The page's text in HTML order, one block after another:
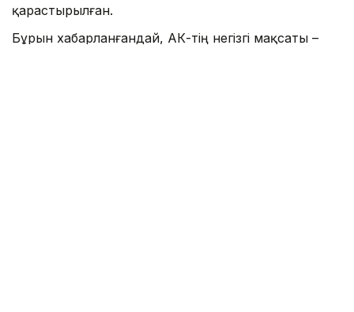
қарастырылған.
Бұрын хабарланғандай, АӘК-тің негізгі мақсаты –